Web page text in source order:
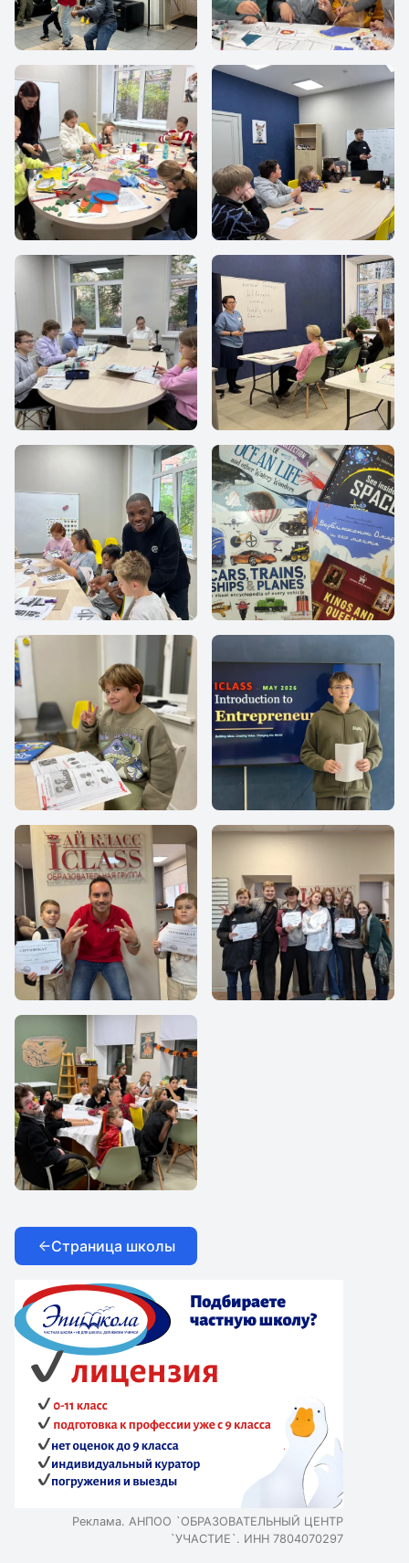
На перемене
Английский с
носителем
Творчество на
английском
школьников
Английский для
группах
Английский для
старшеклассников
Английский с
носителем Ola
языке
Study English Business English
IClass Kids
Страница школы
Реклама. АНПОО `ОБРАЗОВАТЕЛЬНЫЙ ЦЕНТР
`УЧАСТИЕ`. ИНН 7804070297